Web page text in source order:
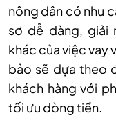
nông dân có nhu
sơ dễ dàng, giải
khác của việc vay
bảo sẽ dựa theo
khách hàng với
tối ưu dòng tiền.